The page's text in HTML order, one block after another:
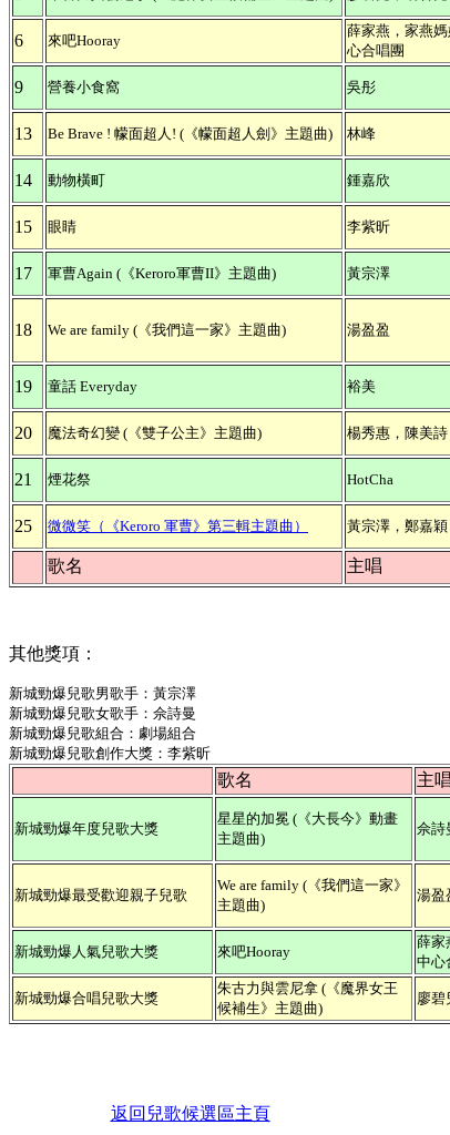
6 來吧Hooray
薛家燕，家燕
心合唱團
9 營養小食窩 吳彤
13 Be Brave ! 幪面超人! (《幪面超人劍》主題曲) 林峰
14 動物橫町 鍾嘉欣
15 眼睛 李紫昕
17 軍曹Again (《Keroro軍曹II》主題曲) 黃宗澤
18 We are family (《我們這一家》主題曲) 湯盈盈
19 童話 Everyday 裕美
20 魔法奇幻變 (《雙子公主》主題曲) 楊秀惠，陳美詩
21 煙花祭 HotCha
25 微微笑（《Keroro 軍曹》第三輯主題曲） 黃宗澤，鄭嘉穎
歌名 主唱
其他獎項：
新城勁爆兒歌男歌手：黃宗澤
新城勁爆兒歌女歌手：佘詩曼
新城勁爆兒歌組合：劇場組合
新城勁爆兒歌創作大獎：李紫昕
歌名 主唱
新城勁爆年度兒歌大獎
星星的加冕 (《大長今》動畫
主題曲)
佘詩
新城勁爆最受歡迎親子兒歌
We are family (《我們這一家》
主題曲)
湯盈
新城勁爆人氣兒歌大獎 來吧Hooray
薛家
中心
新城勁爆合唱兒歌大獎
朱古力與雲尼拿 (《魔界女王
候補生》主題曲)
廖碧
返回兒歌候選區主頁